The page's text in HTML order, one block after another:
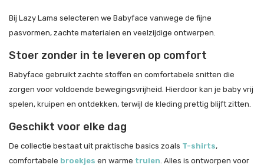
Bij Lazy Lama selecteren we Babyface vanwege de fijne
pasvormen, zachte materialen en veelzijdige ontwerpen.
Stoer zonder in te leveren op comfort
Babyface gebruikt zachte stoffen en comfortabele snitten die
zorgen voor voldoende bewegingsvrijheid. Hierdoor kan je baby vrij
spelen, kruipen en ontdekken, terwijl de kleding prettig blijft zitten.
Geschikt voor elke dag
De collectie bestaat uit praktische basics zoals T-shirts,
comfortabele broekjes en warme truien. Alles is ontworpen voor